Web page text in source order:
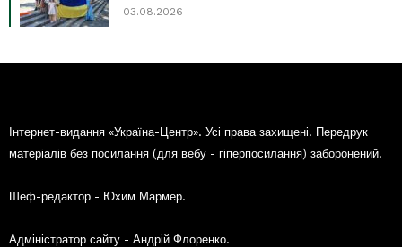
03.08.2026
Інтернет-видання «Україна-Центр». Усі права захищені. Передрук
матеріалів без посилання (для вебу - гіперпосилання) заборонений.
Шеф-редактор - Юхим Мармер.
Адміністратор сайту - Андрій Флоренко.